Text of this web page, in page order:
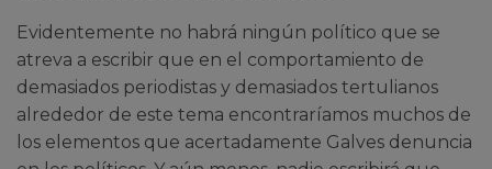
Evidentemente no habrá ningún político que se
atreva a escribir que en el comportamiento de
demasiados periodistas y demasiados tertulianos
alrededor de este tema encontraríamos muchos de
los elementos que acertadamente Galves denuncia